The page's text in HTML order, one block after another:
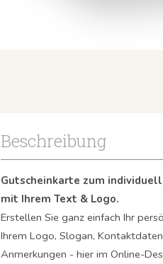
Beschreibung
Gutscheinkarte zum
mit Ihrem Text & Logo.
Erstellen Sie ganz einfach Ihr
Ihrem Logo, Slogan,
Anmerkungen - hier im Online-